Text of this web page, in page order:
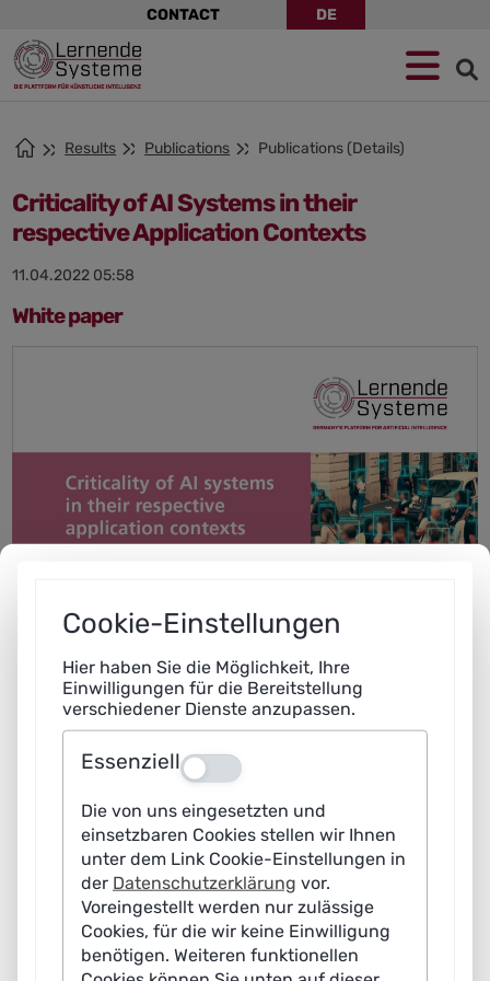
to
navigation
to
main
content
to
footer
CONTACT DE
Results Publications Publications (Details)
Criticality of AI Systems in their
respective Application Contexts
11.04.2022 05:58
White paper
Cookie-Einstellungen
Hier haben Sie die Möglichkeit, Ihre
Einwilligungen für die Bereitstellung
verschiedener Dienste anzupassen.
Essenziell Aus
Die von uns eingesetzten und
einsetzbaren Cookies stellen wir Ihnen
unter dem Link Cookie-Einstellungen in
der Datenschutzerklärung vor.
Voreingestellt werden nur zulässige
Cookies, für die wir keine Einwilligung
benötigen. Weiteren funktionellen